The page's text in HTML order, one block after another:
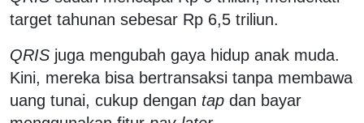
target tahunan sebesar Rp 6,5 triliun.
QRIS juga mengubah gaya hidup anak muda.
Kini, mereka bisa bertransaksi tanpa membawa
uang tunai, cukup dengan tap dan bayar